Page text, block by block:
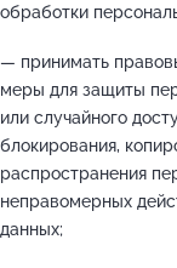
обработки
— принимать
меры для защиты
или случайного
блокирования,
распространения
неправомерных
данных;